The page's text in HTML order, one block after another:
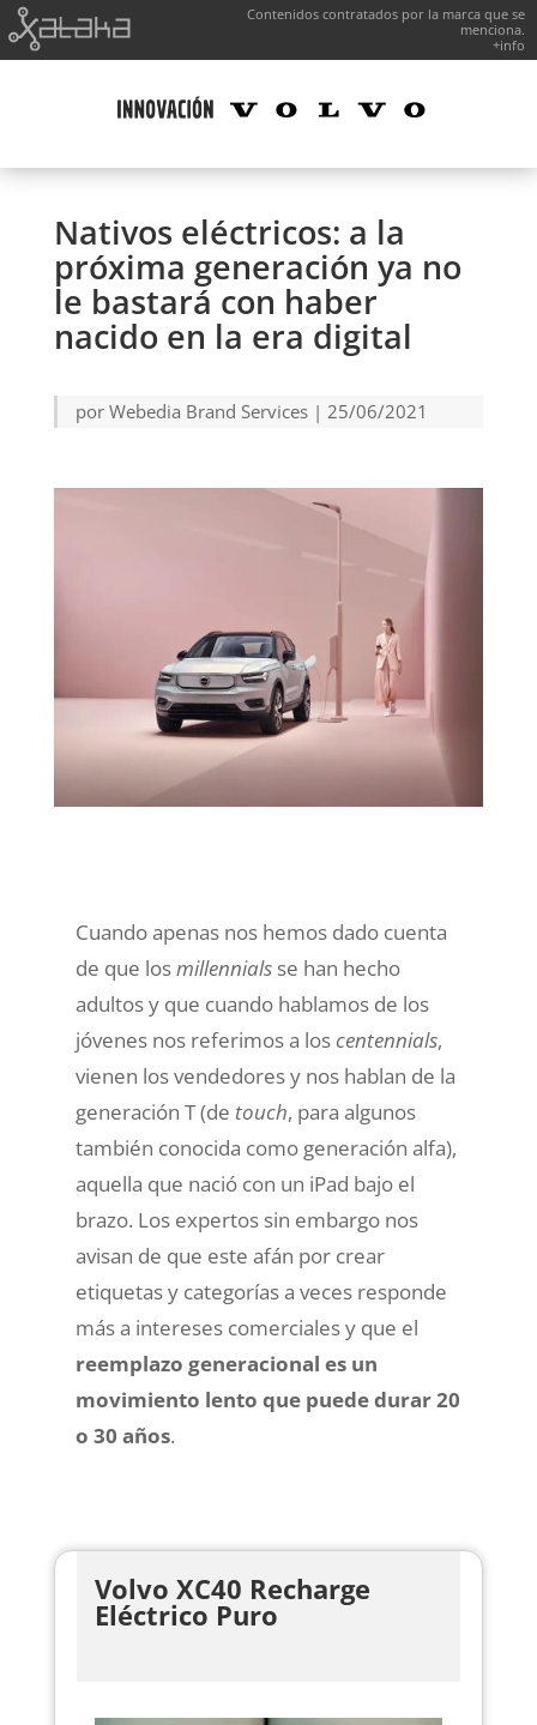
Contenidos contratados por la marca que se
menciona.
+info
Nativos eléctricos: a la
próxima generación ya no
le bastará con haber
nacido en la era digital
por Webedia Brand Services| 25/06/2021
Cuando apenas nos hemos dado cuenta
de que losmillennials se han hecho
adultos y que cuando hablamos de los
jóvenes nos referimos a los centennials,
vienen los vendedores y nos hablan de la
generación T(de touch, para algunos
también conocida como generación alfa),
aquella que nació con un iPad bajo el
brazo. Los expertos sin embargo nos
avisan de que este afán por crear
etiquetas y categorías a veces responde
más a intereses comerciales y que el
reemplazo generacional es un
movimiento lento que puede durar 20
o 30 años.
Volvo XC40 Recharge
Eléctrico Puro